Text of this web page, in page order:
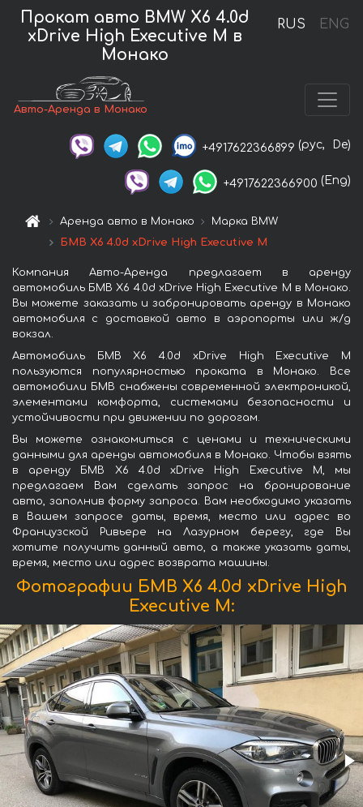
RUS ENG
Прокат авто BMW X6 4.0d
xDrive High Executive M в
Монако
Авто-Аренда в Монако
+4917622366899 (рус, De)
+4917622366900 (Eng)
Аренда авто в Монако
Марка BMW
БМВ X6 4.0d xDrive High Executive M
Компания Авто-Аренда предлагает в аренду
автомобиль БМВ X6 4.0d xDrive High Executive M в Монако.
Вы можете заказать и забронировать аренду в Монако
автомобиля с доставкой авто в аэропорты или ж/д
вокзал.
Автомобиль БМВ X6 4.0d xDrive High Executive M
пользуются популярностью проката в Монако. Все
автомобили БМВ снабжены современной электроникой,
элементами комфорта, системами безопасности и
устойчивости при движении по дорогам.
Вы можете ознакомиться с ценами и техническими
данными для аренды автомобиля в Монако. Чтобы взять
в аренду БМВ X6 4.0d xDrive High Executive M, мы
предлагаем Вам сделать запрос на бронирование
авто, заполнив форму запроса. Вам необходимо указать
в Вашем запросе даты, время, место или адрес во
Французской Ривьере на Лазурном берегу, где Вы
хотите получить данный авто, а также указать даты,
время, место или адрес возврата машины.
Фотографии БМВ X6 4.0d xDrive High
Executive M: